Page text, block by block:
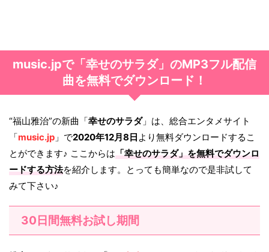
music.jpで「幸せのサラダ」のMP3フル配信
曲を無料でダウンロード！
“福山雅治”の新曲「幸せのサラダ」は、総合エンタメサイト
「music.jp 」で2020年12月8日 より無料ダウンロードするこ
とができます♪ ここからは「幸せのサラダ」を無料でダウンロ
ードする方法を紹介します。とっても簡単なので是非試して
みて下さい♪
30日間無料お試し期間